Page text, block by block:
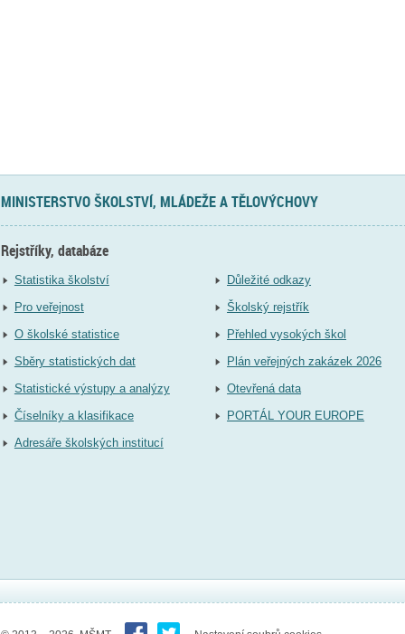
MINISTERSTVO ŠKOLSTVÍ, MLÁDEŽE A TĚLOVÝCHOVY
Rejstříky, databáze
Statistika školství
Pro veřejnost
O školské statistice
Sběry statistických dat
Statistické výstupy a analýzy
Číselníky a klasifikace
Adresáře školských institucí
Důležité odkazy
Školský rejstřík
Přehled vysokých škol
Plán veřejných zakázek 2026
Otevřená data
PORTÁL YOUR EUROPE